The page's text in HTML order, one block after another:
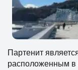
Партенит
расположенным в